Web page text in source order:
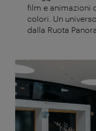
film e animazioni
colori. Un
dalla Ruota